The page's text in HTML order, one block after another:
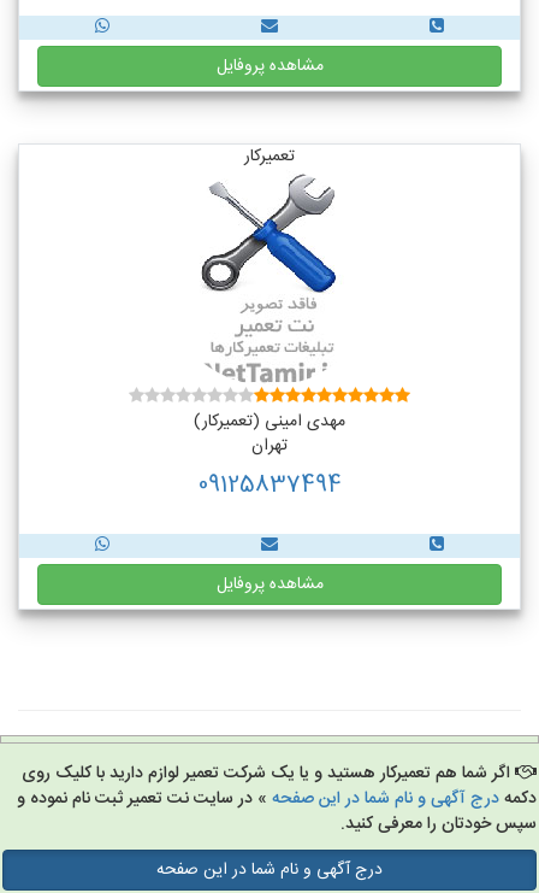
مشاهده پروفایل
تعمیرکار
مهدی امینی (تعمیرکار)
تهران
09125837494
مشاهده پروفایل
اگر شما هم تعمیرکار هستید و یا یک شرکت تعمیر لوازم دارید با کلیک روی
درج آگهی و نام شما در این صفحه» در سایت نت تعمیر ثبت نام نموده و
خودتان را معرفی کنید.
درج آگهی و نام شما در این صفحه